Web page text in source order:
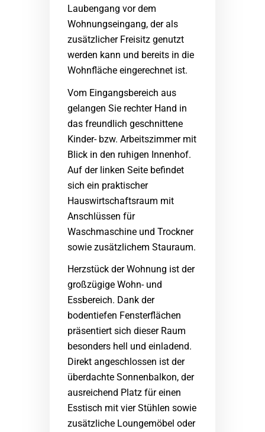
Laubengang vor dem
Wohnungseingang, der als
zusätzlicher Freisitz genutzt
werden kann und bereits in die
Wohnfläche eingerechnet ist.
Vom Eingangsbereich aus
gelangen Sie rechter Hand in
das freundlich geschnittene
Kinder- bzw. Arbeitszimmer mit
Blick in den ruhigen Innenhof.
Auf der linken Seite befindet
sich ein praktischer
Hauswirtschaftsraum mit
Anschlüssen für
Waschmaschine und Trockner
sowie zusätzlichem Stauraum.
Herzstück der Wohnung ist der
großzügige Wohn- und
Essbereich. Dank der
bodentiefen Fensterflächen
präsentiert sich dieser Raum
besonders hell und einladend.
Direkt angeschlossen ist der
überdachte Sonnenbalkon, der
ausreichend Platz für einen
Esstisch mit vier Stühlen sowie
zusätzliche Loungemöbel oder